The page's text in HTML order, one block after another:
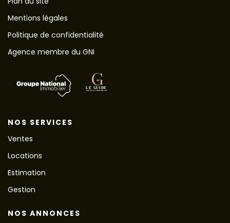
Mentions légales
Politique de confidentialité
Agence membre du GNI
NOS SERVICES
Ventes
Locations
Estimation
Gestion
NOS ANNONCES